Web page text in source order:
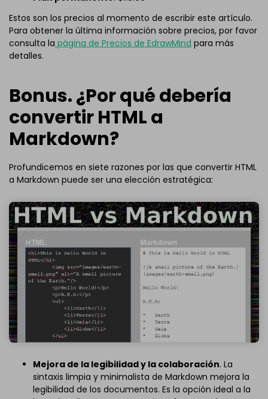
Estos son los precios al momento de escribir este artículo.
Para obtener la última información sobre precios, por favor
consulta la página de Precios de EdrawMind para más
detalles.
Bonus. ¿Por qué debería
convertir HTML a
Markdown?
Profundicemos en siete razones por las que convertir HTML
a Markdown puede ser una elección estratégica:
Mejora de la legibilidad y la colaboración. La
sintaxis limpia y minimalista de Markdown mejora la
legibilidad de los documentos. Es la opción ideal a la